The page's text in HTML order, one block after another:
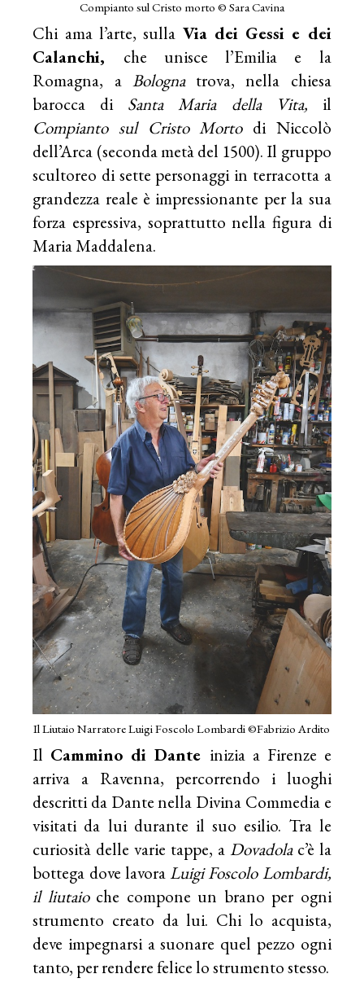
Compianto sul Cristo morto © Sara Cavina
Chi ama l’arte, sulla Via dei Gessi e dei
Calanchi, che unisce l’Emilia e la
Romagna, a Bologna trova, nella chiesa
barocca di Santa Maria della Vita, il
Compianto sul Cristo Mortodi Niccolò
dell’Arca (seconda metà del 1500). Il gruppo
scultoreo di sette personaggi in terracotta a
grandezza reale è impressionante per la sua
forza espressiva, soprattutto nella figura di
Maria Maddalena.
Il Liutaio Narratore Luigi Foscolo Lombardi ©Fabrizio Ardito
Il Cammino di Dante inizia a Firenze e
arriva a Ravenna, percorrendo i luoghi
descritti da Dante nella Divina Commedia e
visitati da lui durante il suo esilio. Tra le
curiosità delle varie tappe, a Dovadolac’è la
bottega dove lavoraLuigi Foscolo Lombardi,
il liutaioche compone un brano per ogni
strumento creato da lui. Chi lo acquista,
deve impegnarsi a suonare quel pezzo ogni
tanto, per rendere felice lo strumento stesso.